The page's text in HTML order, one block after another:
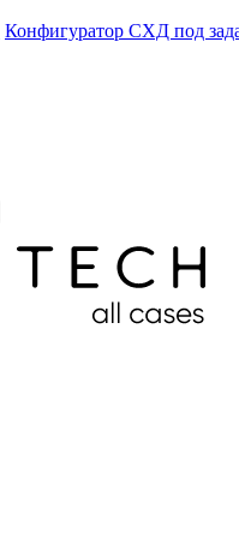
Конфигуратор СХД под